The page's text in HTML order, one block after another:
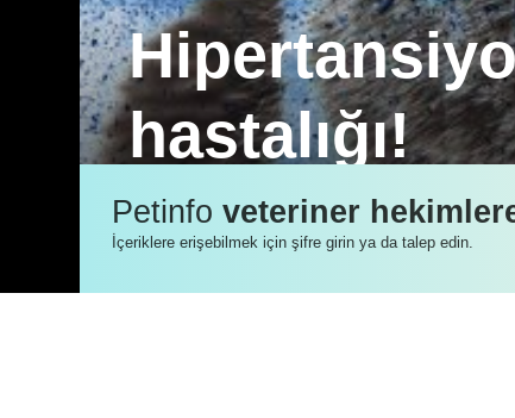
hastalığı!
Boehringer Ingelheim ile bir arada
bu ay Mersin, Adana ve
Petinfoveteriner
İçeriklere erişebilmek için şifre girin ya da talep edin.